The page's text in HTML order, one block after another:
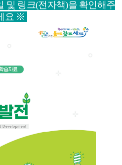
및 링크(전자책)을 확인해주
요 ※